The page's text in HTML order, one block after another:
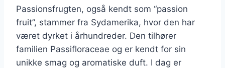
Passionsfrugten, også kendt som “passion
fruit”, stammer fra Sydamerika, hvor den har
været dyrket i århundreder. Den tilhører
familien Passifloraceae og er kendt for sin
unikke smag og aromatiske duft. I dag er